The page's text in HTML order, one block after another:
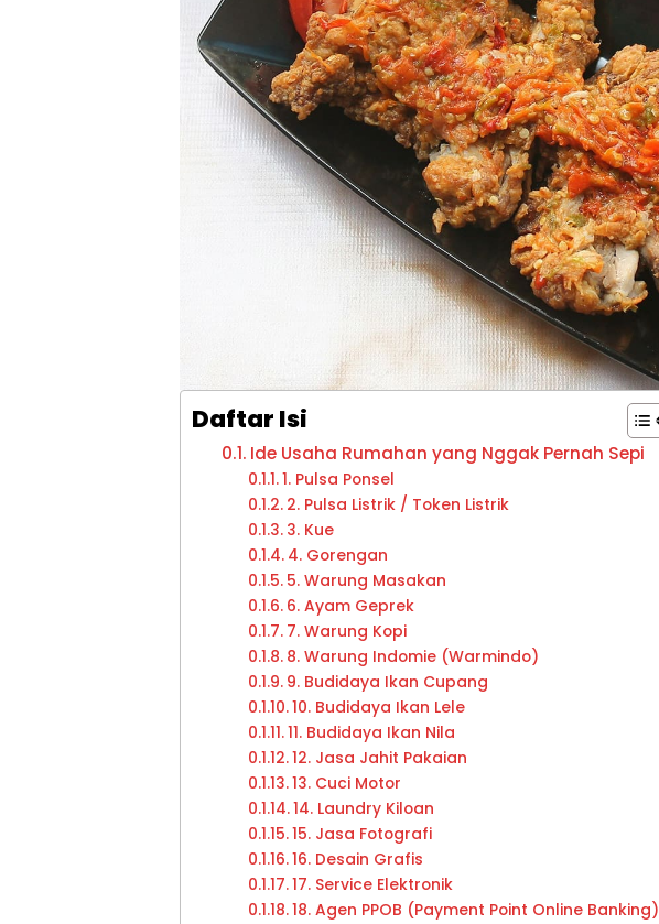
Daftar Isi
Ide Usaha Rumahan yang Nggak Pernah Sepi
1. Pulsa Ponsel
2. Pulsa Listrik / Token Listrik
3. Kue
4. Gorengan
5. Warung Masakan
6. Ayam Geprek
7. Warung Kopi
8. Warung Indomie (Warmindo)
9. Budidaya Ikan Cupang
10. Budidaya Ikan Lele
11. Budidaya Ikan Nila
12. Jasa Jahit Pakaian
13. Cuci Motor
14. Laundry Kiloan
15. Jasa Fotografi
16. Desain Grafis
17. Service Elektronik
18. Agen PPOB (Payment Point Online Banking)